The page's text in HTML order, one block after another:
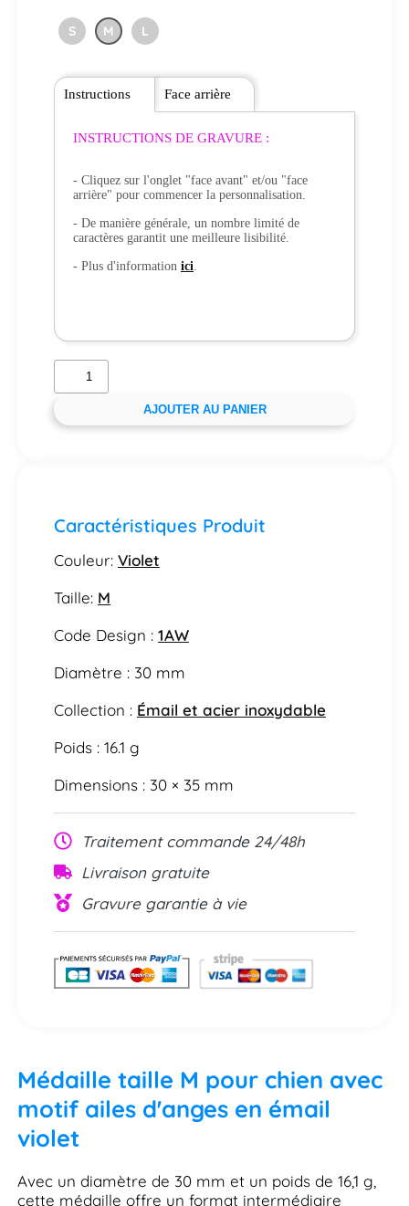
S M L
Instructions
INSTRUCTIONS DE GRAVURE :
- Cliquez sur l'onglet "face avant" et/ou "face
arrière" pour commencer la personnalisation.
- De manière générale, un nombre limité de
caractères garantit une meilleure lisibilité.
- Plus d'information ici.
Face arrière
AJOUTER AU PANIER
Caractéristiques Produit
Couleur: Violet
Taille: M
Code Design : 1AW
Diamètre : 30 mm
Collection : Émail et acier inoxydable
Poids : 16.1 g
Dimensions : 30 × 35 mm
Traitement commande 24/48h
Livraison gratuite
Gravure garantie à vie
Médaille taille M pour chien avec
motif ailes d'anges en émail
violet
Avec un diamètre de 30 mm et un poids de 16,1 g,
cette médaille offre un format intermédiaire